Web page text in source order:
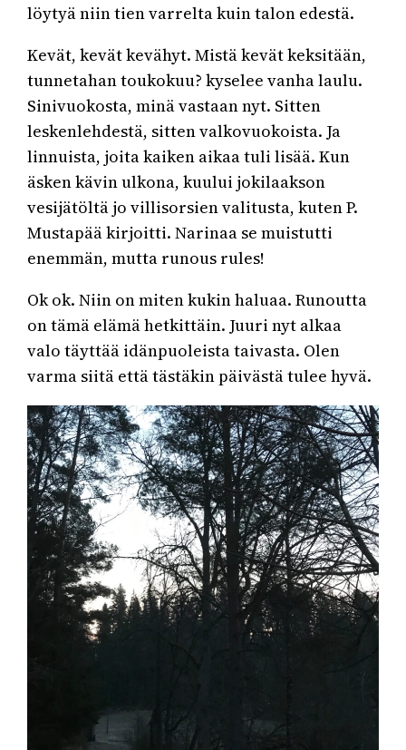
löytyä niin tien varrelta kuin talon edestä.
Kevät, kevät kevähyt. Mistä kevät keksitään,
tunnetahan toukokuu? kyselee vanha laulu.
Sinivuokosta, minä vastaan nyt. Sitten
leskenlehdestä, sitten valkovuokoista. Ja
linnuista, joita kaiken aikaa tuli lisää. Kun
äsken kävin ulkona, kuului jokilaakson
vesijätöltä jo villisorsien valitusta, kuten P.
Mustapää kirjoitti. Narinaa se muistutti
enemmän, mutta runous rules!
Ok ok. Niin on miten kukin haluaa. Runoutta
on tämä elämä hetkittäin. Juuri nyt alkaa
valo täyttää idänpuoleista taivasta. Olen
varma siitä että tästäkin päivästä tulee hyvä.